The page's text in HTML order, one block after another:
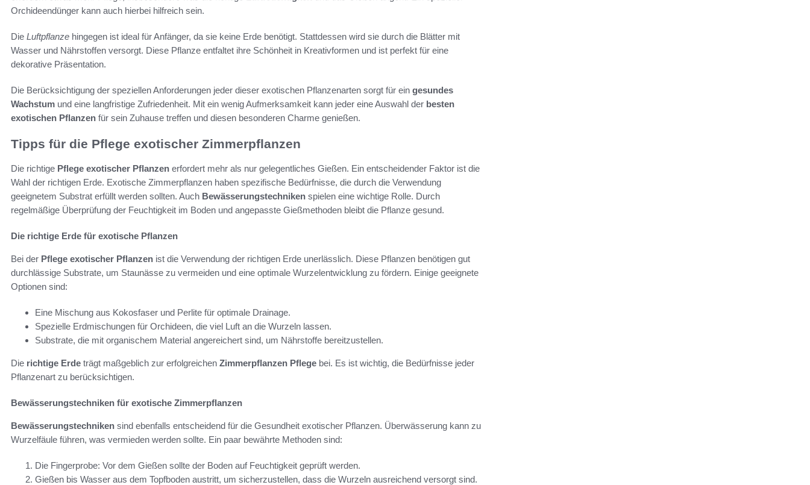
Orchideendünger kann auch hierbei hilfreich sein.
Die Luftpflanze hingegen ist ideal für Anfänger, da sie keine Erde benötigt. Stattdessen wird sie durch die Blätter mit
Wasser und Nährstoffen versorgt. Diese Pflanze entfaltet ihre Schönheit in Kreativformen und ist perfekt für eine
dekorative Präsentation.
Die Berücksichtigung der speziellen Anforderungen jeder dieser exotischen Pflanzenarten sorgt für ein gesundes
Wachstum und eine langfristige Zufriedenheit. Mit ein wenig Aufmerksamkeit kann jeder eine Auswahl der besten
exotischen Pflanzen für sein Zuhause treffen und diesen besonderen Charme genießen.
Tipps für die Pflege exotischer Zimmerpflanzen
Die richtige Pflege exotischer Pflanzen erfordert mehr als nur gelegentliches Gießen. Ein entscheidender Faktor ist die
Wahl der richtigen Erde. Exotische Zimmerpflanzen haben spezifische Bedürfnisse, die durch die Verwendung
geeignetem Substrat erfüllt werden sollten. Auch Bewässerungstechniken spielen eine wichtige Rolle. Durch
regelmäßige Überprüfung der Feuchtigkeit im Boden und angepasste Gießmethoden bleibt die Pflanze gesund.
Die richtige Erde für exotische Pflanzen
Bei der Pflege exotischer Pflanzen ist die Verwendung der richtigen Erde unerlässlich. Diese Pflanzen benötigen gut
durchlässige Substrate, um Staunässe zu vermeiden und eine optimale Wurzelentwicklung zu fördern. Einige geeignete
Optionen sind:
Eine Mischung aus Kokosfaser und Perlite für optimale Drainage.
Spezielle Erdmischungen für Orchideen, die viel Luft an die Wurzeln lassen.
Substrate, die mit organischem Material angereichert sind, um Nährstoffe bereitzustellen.
Die richtige Erde trägt maßgeblich zur erfolgreichen Zimmerpflanzen Pflege bei. Es ist wichtig, die Bedürfnisse jeder
Pflanzenart zu berücksichtigen.
Bewässerungstechniken für exotische Zimmerpflanzen
Bewässerungstechniken sind ebenfalls entscheidend für die Gesundheit exotischer Pflanzen. Überwässerung kann zu
Wurzelfäule führen, was vermieden werden sollte. Ein paar bewährte Methoden sind:
Die Fingerprobe: Vor dem Gießen sollte der Boden auf Feuchtigkeit geprüft werden.
Gießen bis Wasser aus dem Topfboden austritt, um sicherzustellen, dass die Wurzeln ausreichend versorgt sind.